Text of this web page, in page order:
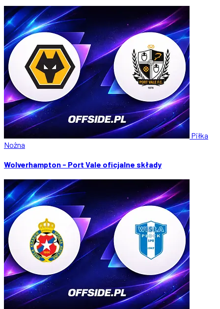
Piłka
Nożna
Wolverhampton - Port Vale oficjalne składy